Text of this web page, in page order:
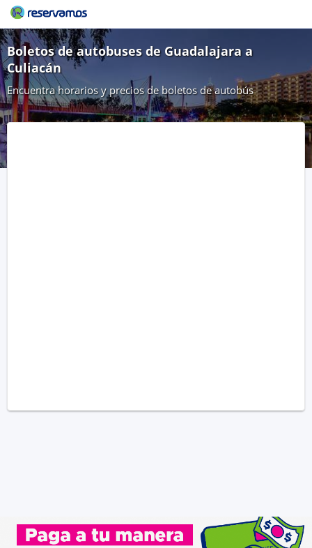
Boletos de autobuses de Guadalajara a
Culiacán
Encuentra horarios y precios de boletos de autobús